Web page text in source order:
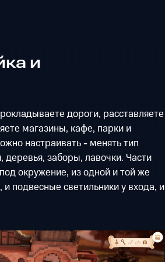
и
дороги, расставляете
магазины, кафе, парки и
настраивать - менять тип
заборы, лавочки. Части
окружение, из одной и той же
подвесные светильники у входа, и